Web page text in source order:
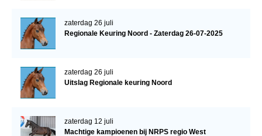
zaterdag 26 juli
Regionale Keuring Noord - Zaterdag 26-07-2025
zaterdag 26 juli
Uitslag Regionale keuring Noord
zaterdag 12 juli
Machtige kampioenen bij NRPS regio West